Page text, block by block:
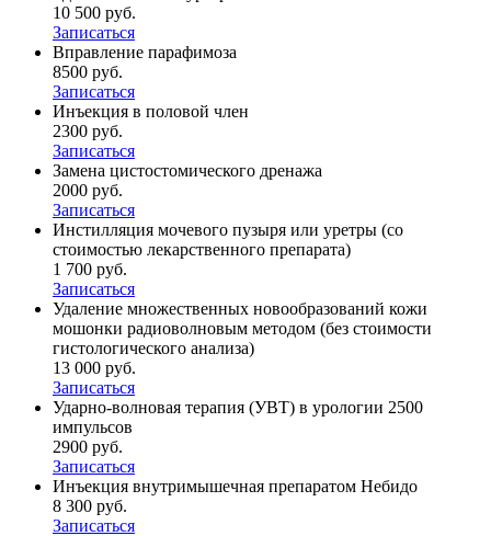
10 500 руб.
Записаться
Вправление парафимоза
8500 руб.
Записаться
Инъекция в половой член
2300 руб.
Записаться
Замена цистостомического дренажа
2000 руб.
Записаться
Инстилляция мочевого пузыря или уретры (со
стоимостью лекарственного препарата)
1 700 руб.
Записаться
Удаление множественных новообразований кожи
мошонки радиоволновым методом (без стоимости
гистологического анализа)
13 000 руб.
Записаться
Ударно-волновая терапия (УВТ) в урологии 2500
импульсов
2900 руб.
Записаться
Инъекция внутримышечная препаратом Небидо
8 300 руб.
Записаться